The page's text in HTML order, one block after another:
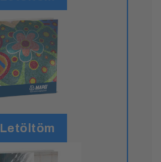
Letöltöm